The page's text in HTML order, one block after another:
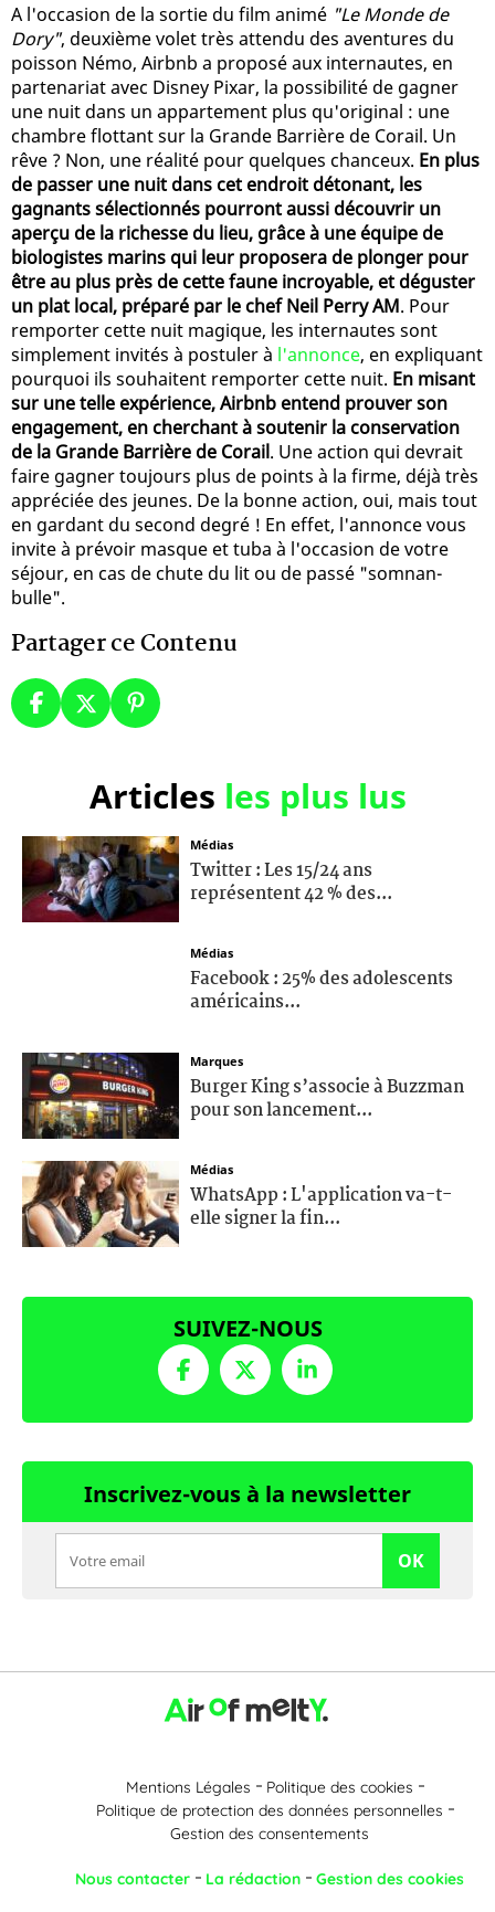
A l'occasion de la sortie du film animé "Le Monde de
Dory", deuxième volet très attendu des aventures du
poisson Némo, Airbnb a proposé aux internautes, en
partenariat avec Disney Pixar, la possibilité de gagner
une nuit dans un appartement plus qu'original : une
chambre flottant sur la Grande Barrière de Corail. Un
rêve ? Non, une réalité pour quelques chanceux. En plus
de passer une nuit dans cet endroit détonant, les
gagnants sélectionnés pourront aussi découvrir un
aperçu de la richesse du lieu, grâce à une équipe de
biologistes marins qui leur proposera de plonger pour
être au plus près de cette faune incroyable, et déguster
un plat local, préparé par le chef Neil Perry AM. Pour
remporter cette nuit magique, les internautes sont
simplement invités à postuler à l'annonce, en expliquant
pourquoi ils souhaitent remporter cette nuit. En misant
sur une telle expérience, Airbnb entend prouver son
engagement, en cherchant à soutenir la conservation
de la Grande Barrière de Corail. Une action qui devrait
faire gagner toujours plus de points à la firme, déjà très
appréciée des jeunes. De la bonne action, oui, mais tout
en gardant du second degré ! En effet, l'annonce vous
invite à prévoir masque et tuba à l'occasion de votre
séjour, en cas de chute du lit ou de passé "somnan-
bulle".
Partager ce Contenu
Articles les plus lus
Médias
Twitter : Les 15/24 ans
représentent 42 % des...
Médias
Facebook : 25% des adolescents
américains...
Marques
Burger King s’associe à Buzzman
pour son lancement...
Médias
WhatsApp : L'application va-t-
elle signer la fin...
SUIVEZ-NOUS
Inscrivez-vous à la newsletter
OK
Mentions Légales
Politique des cookies
Politique de protection des données personnelles
Gestion des consentements
Nous contacter La rédaction Gestion des cookies